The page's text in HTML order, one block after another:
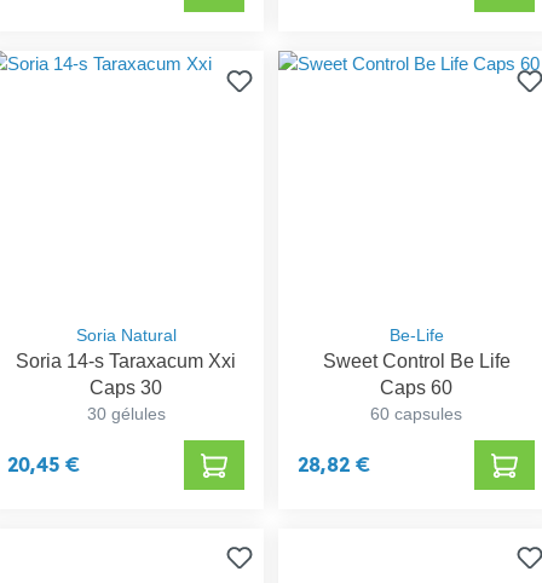
Soria Natural
Soria 14-s Taraxacum Xxi
Caps 30
30 gélules
20,45 €
Be-Life
Sweet Control Be Life
Caps 60
60 capsules
28,82 €